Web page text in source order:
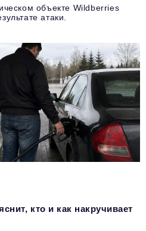
объекте Wildberries
атаки.
кто и как накручивает